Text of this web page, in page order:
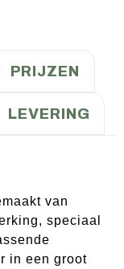
PRIJZEN
LEVERING
van
speciaal
in een groot